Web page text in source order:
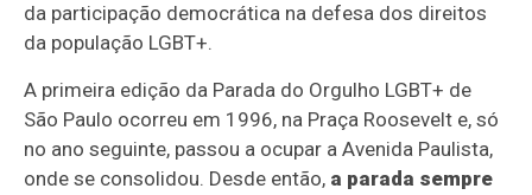
da participação democrática na defesa dos direitos
da população LGBT+.
A primeira edição da Parada do Orgulho LGBT+ de
São Paulo ocorreu em 1996, na Praça Roosevelt e, só
no ano seguinte, passou a ocupar a Avenida Paulista,
onde se consolidou. Desde então, a parada sempre